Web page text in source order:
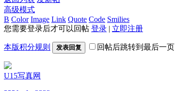
高级模式
B Color Image Link Quote Code Smilies
您需要登录后才可以回帖 登录 | 立即注册
本版积分规则 发表回复 回帖后跳转到最后一页
U15写真网